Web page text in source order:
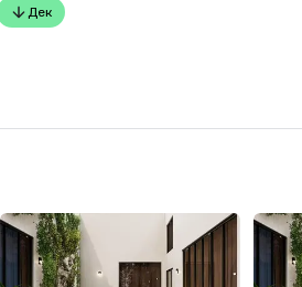
Дек